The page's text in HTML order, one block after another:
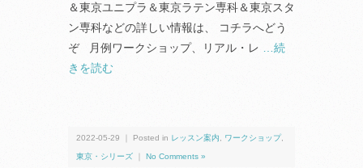
＆東京ユニプラ＆東京ラテン専科＆東京スタ
ン専科などの詳しい情報は、 コチラへどう
ぞ 月例ワークショップ、リアル・レ
…続
きを読む
2022-05-29 ｜ Posted in レッスン案内 ワークショップ,
東京・シリーズ No Comments »